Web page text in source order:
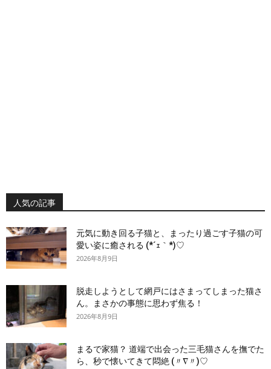
人気の記事
元気に動き回る子猫と、まったり過ごす子猫の可
愛い姿に癒される (*´ｪ｀*)♡
2026年8月9日
脱走しようとして網戸にはさまってしまった猫さ
ん。まさかの事態に思わず焦る！
2026年8月9日
まるで家猫？ 道端で出会った三毛猫さんを撫でた
ら、秒で懐いてきて悶絶 (〃∇〃)♡